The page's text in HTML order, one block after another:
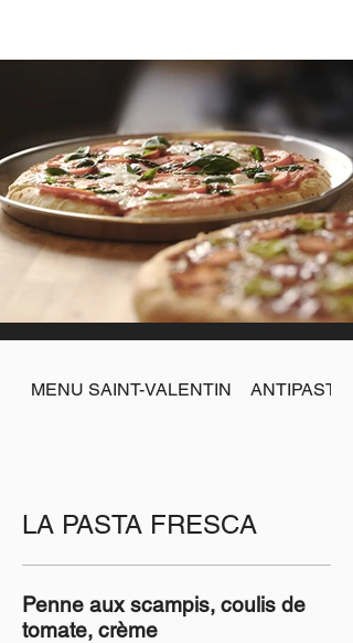
MENU SAINT-VALENTIN ANTIPASTI
LA PASTA FRESCA
Penne aux scampis, coulis de
tomate, crème